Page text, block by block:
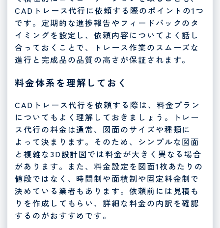
CADトレース代行に依頼する際のポイントの1つ
です。定期的な進捗報告やフィードバックのタ
イミングを設定し、依頼内容についてよく話し
合っておくことで、トレース作業のスムーズな
進行と完成品の品質の高さが保証されます。
料金体系を理解しておく
CADトレース代行を依頼する際は、料金プラン
についてもよく理解しておきましょう。トレー
ス代行の料金は通常、図面のサイズや種類に
よって決まります。そのため、シンプルな図面
と複雑な3D設計図では料金が大きく異なる場合
があります。また、料金設定を図面1枚あたりの
値段ではなく、時間制や面積制や固定料金制で
決めている業者もあります。依頼前には見積も
りを作成してもらい、詳細な料金の内訳を確認
するのがおすすめです。